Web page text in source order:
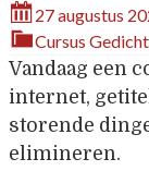
27 augustus
Cursus
Vandaag een
internet,
storende
elimineren.